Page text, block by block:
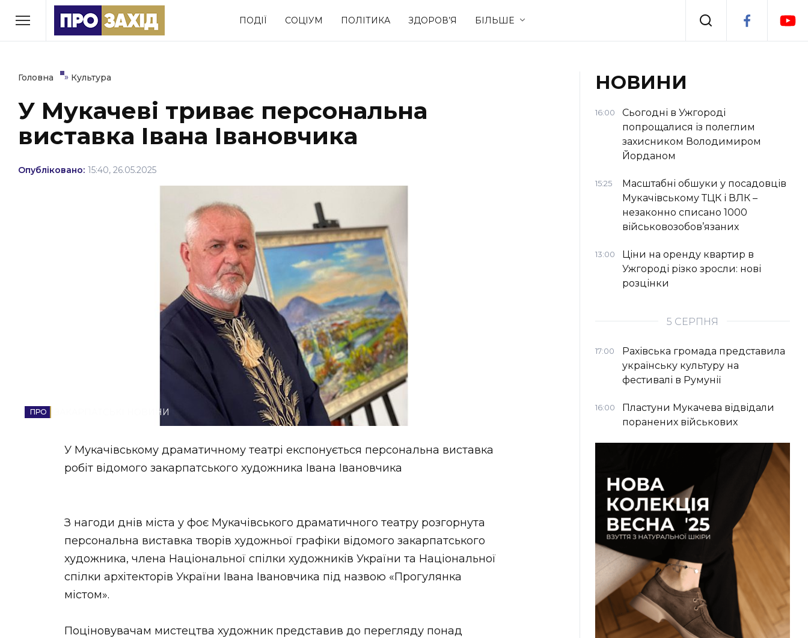
ПОДІЇ СОЦІУМ ПОЛІТИКА ЗДОРОВ’Я БІЛЬШЕ
РУБРИКИ
Економіка Події
Політика Соціум Спорт
Втрачений Ужгород
ЗАКАРПАТСЬКІ НОВИНИ
НОВИНИ ЗАХІДНОЇ УКРАЇНИ
ВІДЕО
Головна » Культура
У Мукачеві триває персональна
виставка Івана Івановчика
Опубліковано: 15:40, 26.05.2025
ЗАКАРПАТСЬКІ НОВИНИ
У Мукачівському драматичному театрі експонується персональна виставка
робіт відомого закарпатського художника Івана Івановчика
З нагоди днів міста у фоє Мукачівського драматичного театру розгорнута
персональна виставка творів художньої графіки відомого закарпатського
художника, члена Національної спілки художників України та Національної
спілки архітекторів України Івана Івановчика під назвою «Прогулянка
містом».
Поціновувачам мистецтва художник представив до перегляду понад
НОВИНИ
16:00
Сьогодні в Ужгороді
попрощалися із полеглим
захисником Володимиром
Йорданом
15:25
Масштабні обшуки у посадовців
Мукачівському ТЦК і ВЛК –
незаконно списано 1000
військовозобов’язаних
13:00
Ціни на оренду квартир в
Ужгороді різко зросли: нові
розцінки
5 СЕРПНЯ
17:00
Рахівська громада представила
українську культуру на
фестивалі в Румунії
16:00
Пластуни Мукачева відвідали
поранених військових